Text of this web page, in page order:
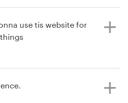
de empaques de
de logotipo y
use tis website for